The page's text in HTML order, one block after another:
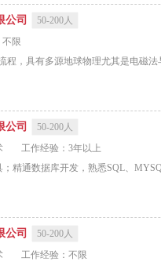
公司
50-200人
限
，具有多源地球物理尤其是电磁法
公司
50-200人
工作经验：3年以上
精通数据库开发，熟悉SQL、
公司
50-200人
工作经验：不限